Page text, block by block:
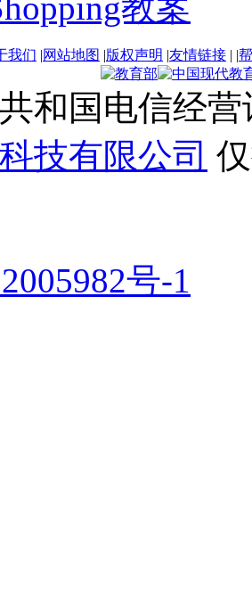
我们 |网站地图 |版权声明 |友情链接 | |
和国电信经营
技有限公司
号-1